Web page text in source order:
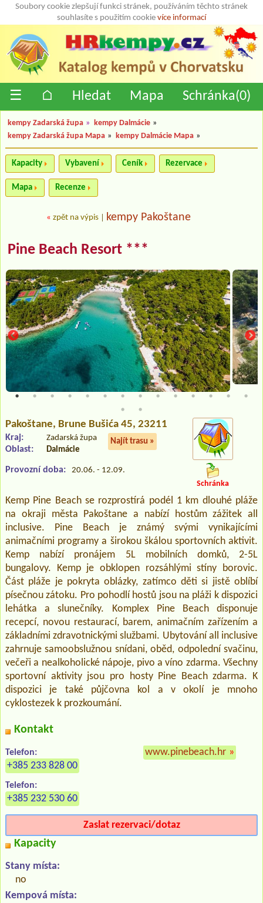
Soubory cookie zlepšují funkci stránek, používáním těchto stránek
souhlasíte s použitím cookie více informací
☰ ⌂ Hledat Mapa Schránka(0)
kempy Zadarská župa » kempy Dalmácie »
kempy Zadarská župa Mapa » kempy Dalmácie Mapa »
Kapacity Vybavení Ceník Rezervace
Mapa Recenze
« zpět na výpis kempy Pakoštane
Pine Beach Resort ***
Pakoštane, Brune Bušića 45, 23211
Najít trasu »
Kraj: Zadarská župa
Oblast: Dalmácie
Provozní doba:
20.06. - 12.09.
Schránka
Kemp Pine Beach se rozprostírá podél 1 km dlouhé pláže
na okraji města Pakoštane a nabízí hostům zážitek all
inclusive. Pine Beach je známý svými vynikajícími
animačními programy a širokou škálou sportovních aktivit.
Kemp nabízí pronájem 5L mobilních domků, 2-5L
bungalovy. Kemp je obklopen rozsáhlými stíny borovic.
Část pláže je pokryta oblázky, zatímco děti si jistě oblíbí
písečnou zátoku. Pro pohodlí hostů jsou na pláži k dispozici
lehátka a slunečníky. Komplex Pine Beach disponuje
recepcí, novou restaurací, barem, animačním zařízením a
základními zdravotnickými službami. Ubytování all inclusive
zahrnuje samoobslužnou snídani, oběd, odpolední svačinu,
večeři a nealkoholické nápoje, pivo a víno zdarma. Všechny
sportovní aktivity jsou pro hosty Pine Beach zdarma. K
dispozici je také půjčovna kol a v okolí je mnoho
cyklostezek k prozkoumání.
Kontakt
Telefon:
+385 233 828 00
Telefon:
+385 232 530 60
www.pinebeach.hr »
Zaslat rezervaci/dotaz
Kapacity
Stany místa:
no
Kempová místa: